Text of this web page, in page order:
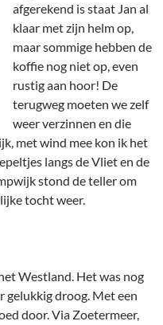
afgerekend is staat Jan al
klaar met zijn helm op,
maar sommige hebben de
koffie nog niet op, even
rustig aan hoor! De
terugweg moeten we zelf
weer verzinnen en die
met wind mee kon ik het
langs de Vliet en de
stond de teller om
tocht weer.
Westland. Het was nog
gelukkig droog. Met een
door. Via Zoetermeer,